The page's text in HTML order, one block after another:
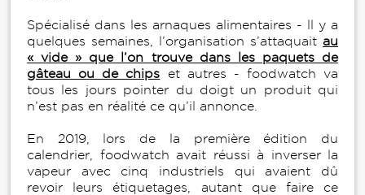
Spécialisé dans les arnaques alimentaires - ll y a
quelques semaines, l’organisation s’attaquait au
« vide » que l’on trouve dans les paquets de
gâteau ou de chips et autres - foodwatch va
tous les jours pointer du doigt un produit qui
n’est pas en réalité ce qu’il annonce.
En 2019, lors de la première édition du
calendrier, foodwatch avait réussi à inverser la
vapeur avec cinq industriels qui avaient dû
revoir leurs étiquetages, autant que faire ce